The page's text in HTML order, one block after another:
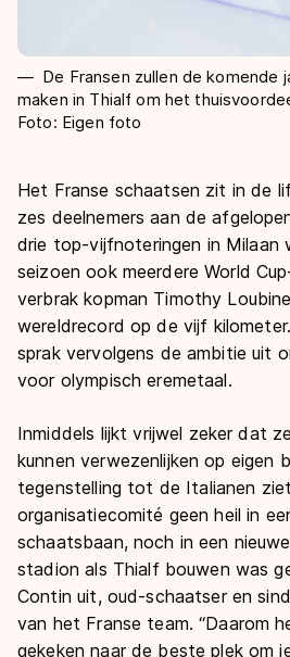
De Fransen zullen de komende
maken in Thialf om het
Foto: Eigen foto
Het Franse schaatsen zit in de
zes deelnemers aan de
drie top-vijfnoteringen in Milaan
seizoen ook meerdere World
verbrak kopman Timothy
wereldrecord op de vijf
sprak vervolgens de ambitie uit
voor olympisch eremetaal.
Inmiddels lijkt vrijwel zeker dat
kunnen verwezenlijken op eigen
tegenstelling tot de Italianen
organisatiecomité geen heil in
schaatsbaan, noch in een
stadion als Thialf bouwen was
Contin uit, oud-schaatser en
van het Franse team. “Daarom
gekeken naar de beste plek om